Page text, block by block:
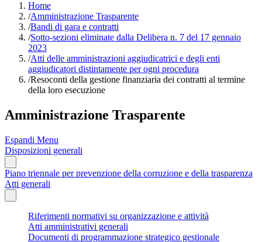
Home
/Amministrazione Trasparente
/Bandi di gara e contratti
/Sotto-sezioni eliminate dalla Delibera n. 7 del 17 gennaio
2023
/Atti delle amministrazioni aggiudicatrici e degli enti
aggiudicatori distintamente per ogni procedura
/Resoconti della gestione finanziaria dei contratti al termine
della loro esecuzione
Amministrazione Trasparente
Espandi Menu
Disposizioni generali
Piano triennale per prevenzione della corruzione e della trasparenza
Atti generali
Riferimenti normativi su organizzazione e attività
Atti amministrativi generali
Documenti di programmazione strategico gestionale